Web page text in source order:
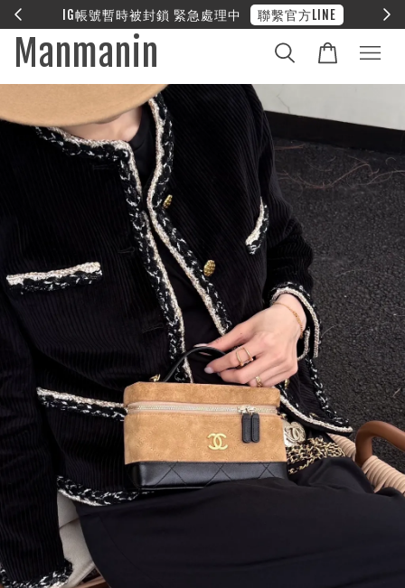
❤︎ 全館滿兩萬享免運
Manmanin